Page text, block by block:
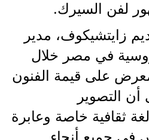
لفن السيرك.
زايتشيكوف، مدير
في مصر خلال
على قيمة الفنون
أن التصوير
ثقافية خاصة وعابرة